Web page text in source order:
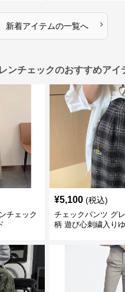
新着アイテムの一覧へ ›
ンチェックのおすすめアイ
チェック
¥5,100 (税込)
チェックパンツ グ
柄 遊び心刺繍入り